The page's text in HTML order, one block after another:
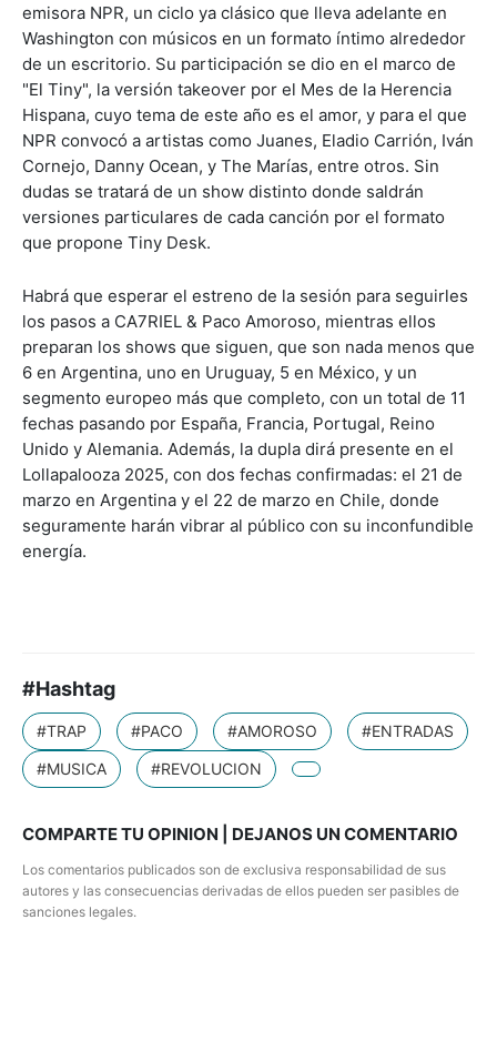
emisora NPR, un ciclo ya clásico que lleva adelante en
Washington con músicos en un formato íntimo alrededor
de un escritorio. Su participación se dio en el marco de
"El Tiny", la versión takeover por el Mes de la Herencia
Hispana, cuyo tema de este año es el amor, y para el que
NPR convocó a artistas como Juanes, Eladio Carrión, Iván
Cornejo, Danny Ocean, y The Marías, entre otros. Sin
dudas se tratará de un show distinto donde saldrán
versiones particulares de cada canción por el formato
que propone Tiny Desk.
Habrá que esperar el estreno de la sesión para seguirles
los pasos a CA7RIEL & Paco Amoroso, mientras ellos
preparan los shows que siguen, que son nada menos que
6 en Argentina, uno en Uruguay, 5 en México, y un
segmento europeo más que completo, con un total de 11
fechas pasando por España, Francia, Portugal, Reino
Unido y Alemania. Además, la dupla dirá presente en el
Lollapalooza 2025, con dos fechas confirmadas: el 21 de
marzo en Argentina y el 22 de marzo en Chile, donde
seguramente harán vibrar al público con su inconfundible
energía.
#Hashtag
#TRAP #PACO #AMOROSO
#ENTRADAS
#MUSICA
#REVOLUCION
COMPARTE TU OPINION | DEJANOS UN COMENTARIO
Los comentarios publicados son de exclusiva responsabilidad de sus
autores y las consecuencias derivadas de ellos pueden ser pasibles de
sanciones legales.